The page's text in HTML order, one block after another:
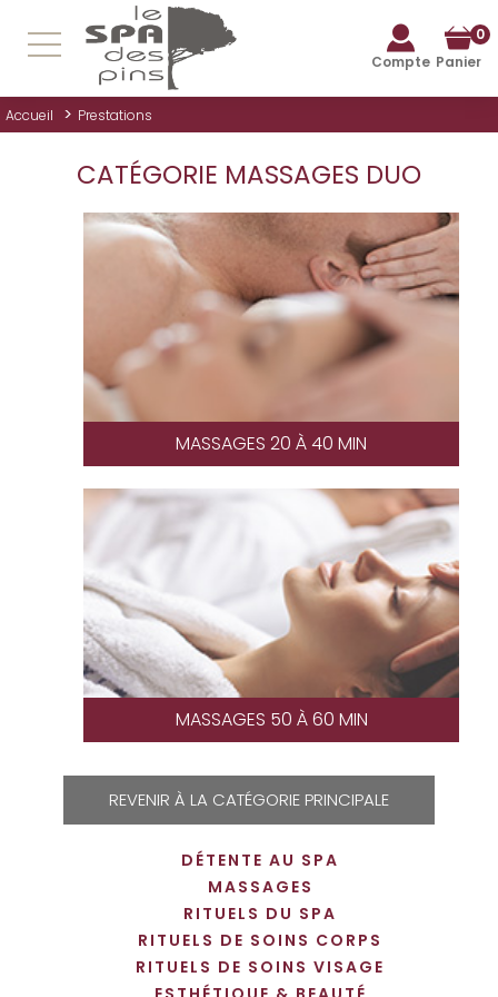
Compte
0
Panier
Accueil > Prestations
CATÉGORIE MASSAGES DUO
MASSAGES 20 À 40 MIN
MASSAGES 50 À 60 MIN
REVENIR À LA CATÉGORIE PRINCIPALE
DÉTENTE AU SPA
MASSAGES
RITUELS DU SPA
RITUELS DE SOINS CORPS
RITUELS DE SOINS VISAGE